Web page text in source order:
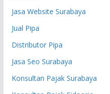
Jasa Website Surabaya
Jual Pipa
Distributor Pipa
Jasa Seo Surabaya
Konsultan Pajak Surabaya